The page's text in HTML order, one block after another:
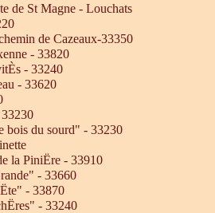
de St Magne - Louchats
de Cazeaux-33350
- 33820
- 33240
- 33620
bois du sourd" - 33230
la PiniËre - 33910
- 33660
- 33870
- 33240